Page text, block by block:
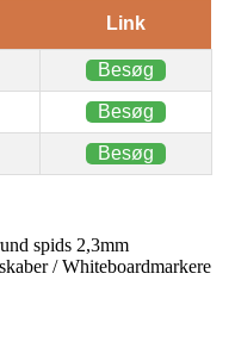
Link
Besøg
Besøg
Besøg
spids 2,3mm
/ Whiteboardmarkere